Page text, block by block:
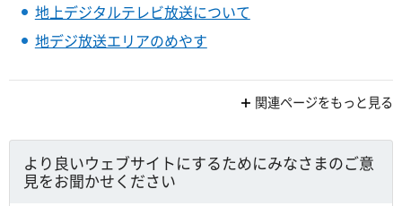
地上デジタルテレビ放送について
地デジ放送エリアのめやす
関連ページをもっと見る
より良いウェブサイトにするためにみなさまのご意
見をお聞かせください